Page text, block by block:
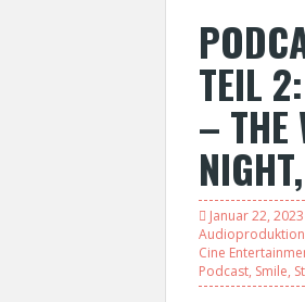
TEIL
– THE
Januar 22, 2023
Audioproduktion
Cine
Podcast, Smile,